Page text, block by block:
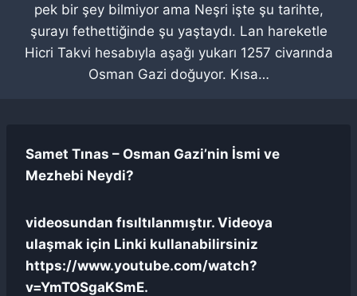
pek bir şey bilmiyor ama Neşri işte şu tarihte,
şurayı fethettiğinde şu yaştaydı. Lan hareketle
Hicri Takvi hesabıyla aşağı yukarı 1257 civarında
Osman Gazi doğuyor. Kısa…
Samet Tınas – Osman Gazi’nin İsmi ve
Mezhebi Neydi?
videosundan fısıltılanmıştır. Videoya
ulaşmak için Linki kullanabilirsiniz
https://www.youtube.com/watch?
v=YmTOSgaKSmE.